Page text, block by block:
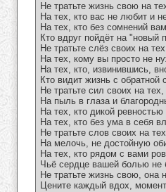
Не тратьте жизнь свою на
На тех, кто вас не любит и
На тех, кто без сомнений
Кто вдруг пойдёт на "новый
Не тратьте слёз своих на
На тех, кому вы просто не
На тех, кто, извинившись,
Кто видит жизнь с обратной
Не тратьте сил своих на
На пыль в глаза и
На тех, кто дикой
На тех, кто без ума в себя
Не тратьте слов своих на
На мелочь, не достойную
На тех, кто рядом с вами
Чьё сердце вашей болью не
Не тратьте жизнь свою, она
Цените каждый вдох,